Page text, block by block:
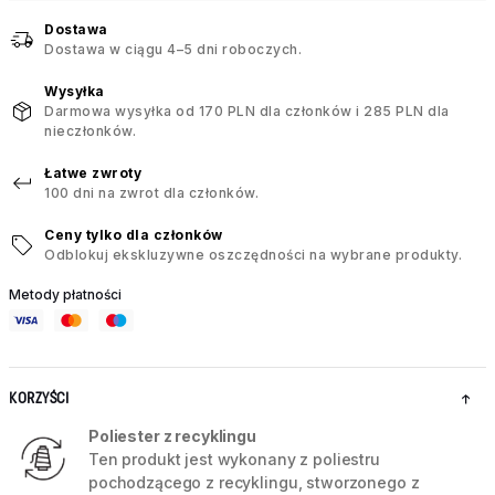
Dostawa
Dostawa w ciągu 4–5 dni roboczych.
Wysyłka
Darmowa wysyłka od 170 PLN dla członków i 285 PLN dla
nieczłonków.
Łatwe zwroty
100 dni na zwrot dla członków.
Ceny tylko dla członków
Odblokuj ekskluzywne oszczędności na wybrane produkty.
Metody płatności
KORZYŚCI
Poliester z recyklingu
Ten produkt jest wykonany z poliestru
pochodzącego z recyklingu, stworzonego z